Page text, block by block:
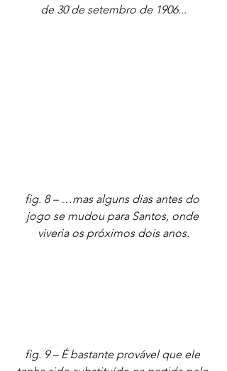
de 30 de setembro de 1906...
fig. 8 – …mas alguns dias antes do
jogo se mudou para Santos, onde
viveria os próximos dois anos.
fig. 9 – É bastante provável que ele